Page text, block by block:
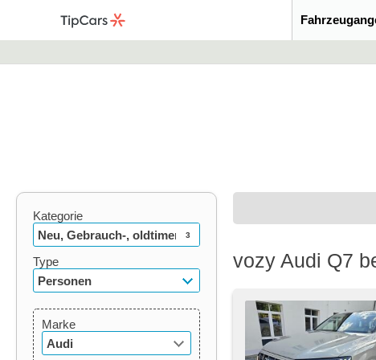
Kategorie
Neu, Gebrauch-, oldtimer
3
Type
Personen
Marke
Audi
vozy Audi Q7